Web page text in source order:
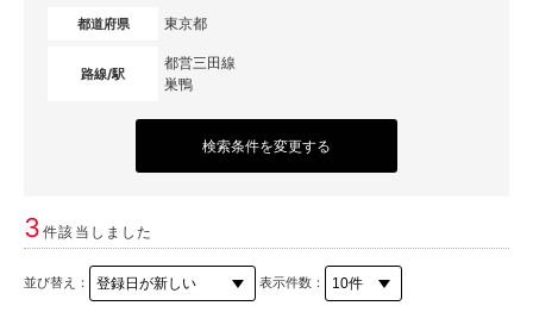
都道府県 東京都
路線/駅
都営三田線
巣鴨
検索条件を変更する
3件該当しました
並び替え： 表示件数：